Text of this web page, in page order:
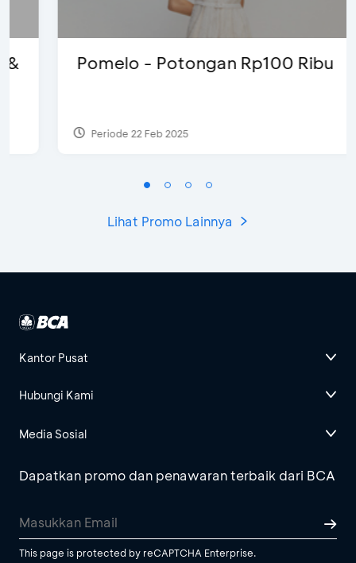
Pomelo - Potongan Rp100 Ribu
Periode 22 Feb 2025
Lihat Promo Lainnya
Kantor Pusat
Hubungi Kami
Media Sosial
Dapatkan promo dan penawaran terbaik dari BCA
This page is protected by reCAPTCHA Enterprise.